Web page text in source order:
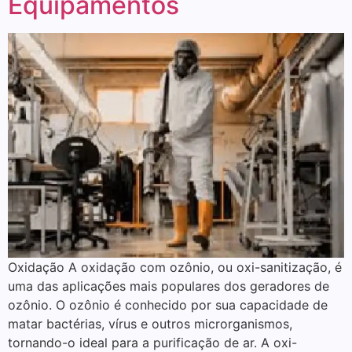
Oxidação A oxidação com ozônio, ou oxi-sanitização, é
uma das aplicações mais populares dos geradores de
ozônio. O ozônio é conhecido por sua capacidade de
matar bactérias, vírus e outros microrganismos,
tornando-o ideal para a purificação de ar. A oxi-